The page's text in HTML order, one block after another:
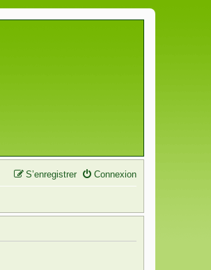
Connexion
S’enregistrer